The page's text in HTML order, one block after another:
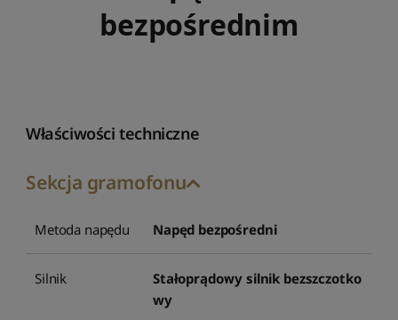
bezpośrednim
Właściwości techniczne
Sekcja gramofonu
Metoda napędu Napęd bezpośredni
Silnik
Stałoprądowy silnik bezszczotko
wy